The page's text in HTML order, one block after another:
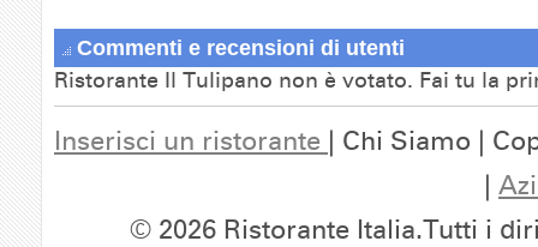
Commenti e recensioni di utenti
Ristorante Il Tulipano non è votato. Fai tu la
Inserisci un ristorante | Chi Siamo |
|
© 2026 Ristorante Italia.Tutti i